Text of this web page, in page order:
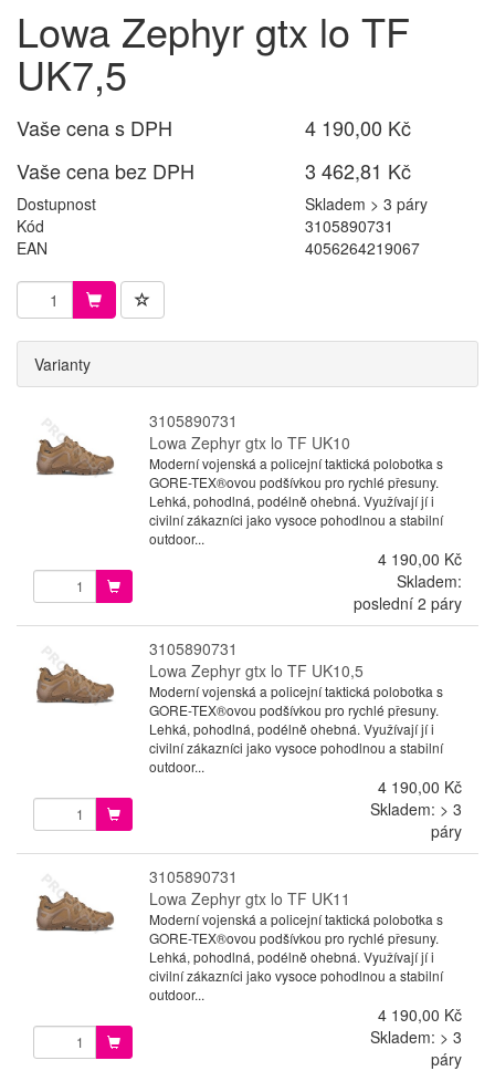
Lowa Zephyr gtx lo TF
UK7,5
Vaše cena s DPH
4 190,00 Kč
Vaše cena bez DPH
3 462,81 Kč
Dostupnost
Skladem > 3 páry
Kód
3105890731
EAN
4056264219067
Varianty
3105890731
Lowa Zephyr gtx lo TF UK10
Moderní vojenská a policejní taktická polobotka s
GORE-TEX®ovou podšívkou pro rychlé přesuny.
Lehká, pohodlná, podélně ohebná. Využívají jí i
civilní zákazníci jako vysoce pohodlnou a stabilní
outdoor...
4 190,00 Kč
Skladem:
poslední 2 páry
3105890731
Lowa Zephyr gtx lo TF UK10,5
Moderní vojenská a policejní taktická polobotka s
GORE-TEX®ovou podšívkou pro rychlé přesuny.
Lehká, pohodlná, podélně ohebná. Využívají jí i
civilní zákazníci jako vysoce pohodlnou a stabilní
outdoor...
4 190,00 Kč
Skladem: > 3
páry
3105890731
Lowa Zephyr gtx lo TF UK11
Moderní vojenská a policejní taktická polobotka s
GORE-TEX®ovou podšívkou pro rychlé přesuny.
Lehká, pohodlná, podélně ohebná. Využívají jí i
civilní zákazníci jako vysoce pohodlnou a stabilní
outdoor...
4 190,00 Kč
Skladem: > 3
páry